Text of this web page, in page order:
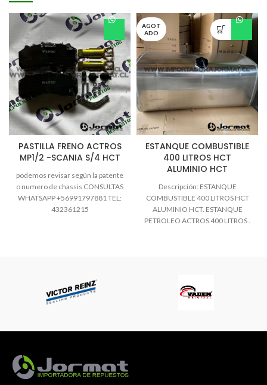
PASTILLA FRENO ACTROS
MP1/2 -SCANIA S/4 HCT
podemos revisar según la patente
o numero de chassis CONSULTAS
WHATSAPP +56991797881 TEL:
432361215
AGOT
ADO
ESTANQUE COMBUSTIBLE
400 LITROS HCT
ALUMINIO HCT
Descripción: ESTANQUE
COMBUSTIBLE 400 LITROS HCT
ALUMINIO HCT. ESTANQUE
PETROLEO ACTROS 400 LITROS .